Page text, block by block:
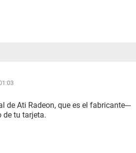
de Ati Radeon, que es el fabricante---
de tu tarjeta.